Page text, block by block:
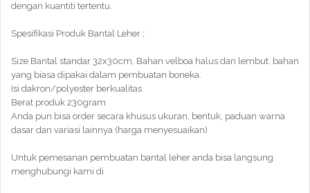
dengan kuantiti tertentu.
Spesifikasi Produk Bantal Leher ;
Size Bantal standar 32x30cm, Bahan velboa halus dan lembut. bahan
yang biasa dipakai dalam pembuatan boneka.
Isi dakron/polyester berkualitas
Berat produk 230gram
Anda pun bisa order secara khusus ukuran, bentuk, paduan warna
dasar dan variasi lainnya (harga menyesuaikan)
Untuk pemesanan pembuatan bantal leher anda bisa langsung
menghubungi kami di